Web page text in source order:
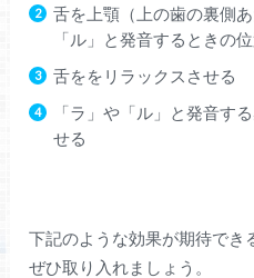
舌を上顎（上の歯の裏側
「ル」と発音するときの
舌ををリラックスさせる
「ラ」や「ル」と発音す
せる
下記のような効果が期待でき
ぜひ取り入れましょう。